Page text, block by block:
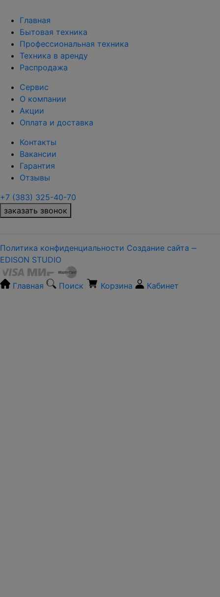
Главная
Бытовая техника
Профессиональная техника
Техника в аренду
Распродажа
Сервис
О компании
Акции
Оплата и доставка
Контакты
Вакансии
Гарантия
Отзывы
+7 (383) 325-40-70
заказать звонок
Политика конфиденциальности Создание сайта ‒
EDISON STUDIO
Главная Поиск Корзина Кабинет